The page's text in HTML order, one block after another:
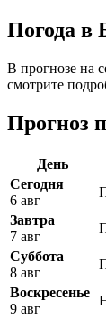
Погода в
В прогнозе на
смотрите
Прогноз
День
Сегодня
6 авг
Завтра
7 авг
Суббота
8 авг
Воскресенье
9 авг